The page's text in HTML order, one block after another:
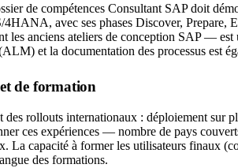
de compétences Consultant SAP doit
avec ses phases Discover,
les anciens ateliers de conception SAP —
et la documentation des processus est
de formation
rollouts internationaux : déploiement sur
ces expériences — nombre de pays
capacité à former les utilisateurs finaux
des formations.